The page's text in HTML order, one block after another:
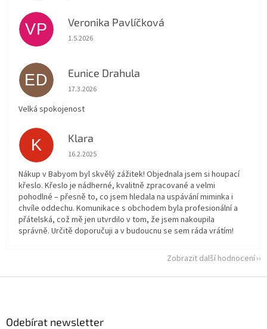
VP Veronika Pavlíčková
Hodnocení obchodu je 5 z 5 hvězdiček.
1.5.2026
ED Eunice Drahula
Hodnocení obchodu je 5 z 5 hvězdiček.
17.3.2026
Velká spokojenost
K Klara
Hodnocení obchodu je 5 z 5 hvězdiček.
16.2.2025
Nákup v Babyom byl skvělý zážitek! Objednala jsem si houpací
křeslo. Křeslo je nádherné, kvalitně zpracované a velmi
pohodlné – přesně to, co jsem hledala na uspávání miminka i
chvíle oddechu. Komunikace s obchodem byla profesionální a
přátelská, což mě jen utvrdilo v tom, že jsem nakoupila
správně. Určitě doporučuji a v budoucnu se sem ráda vrátím!
Zobrazit další hodnocení
Odebírat newsletter